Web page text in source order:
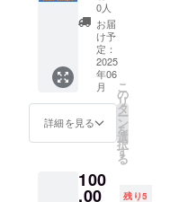
です。
・マル
シェイ
ベント
当日、
雨天時
は4月27
日(日)に
順延と
なりま
延日程
につい
商品
（メ
ディ
ア）毎
に、違
うお名
前を掲
ことは
できま
稿②を
希望さ
があり
ます。
持ちの
上乗せ
大歓迎
です！
【注意
事項】
・イベ
ント当
日、雨
4/27(日)
となり
ます。
項】 ・
備考欄
に、掲
載する
お名前
(個人・
会社・
団体名)
をご記
ント当
日、雨
子ども
食堂の
チラシ
（2か月
分）に
お名前
(個人・
会社・
団体名)
とお写
真を掲
紹介し
ます。
0人
お届
け予
定：
2025
年06
月
詳細を見る
こ
の
リ
タ
ー
ン
を
選
択
す
る
100
,00 残り5